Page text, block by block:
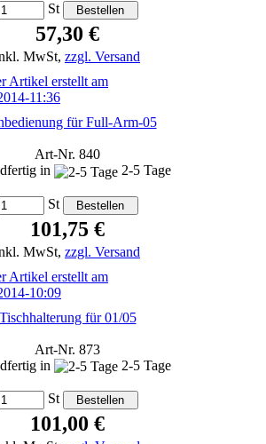
St
57,30 €
MwSt, zzgl. Versand
für Full-Arm-05
Art-Nr. 840
in
2-5 Tage
St
101,75 €
MwSt, zzgl. Versand
Tischhalterung für 01/05
Art-Nr. 873
in
2-5 Tage
St
101,00 €